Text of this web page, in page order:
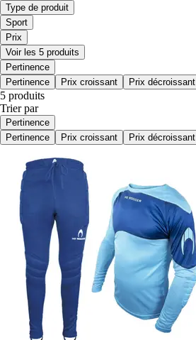
Type de produit
Sport
Prix
Voir les 5 produits
Pertinence
Pertinence
Prix croissant Prix décroissant
5 produits
Trier par
Pertinence
Pertinence
Prix croissant Prix décroissant